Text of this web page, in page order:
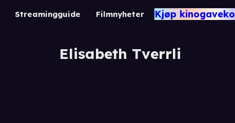
Streamingguide Filmnyheter Kjøp
Elisabeth Tverrli